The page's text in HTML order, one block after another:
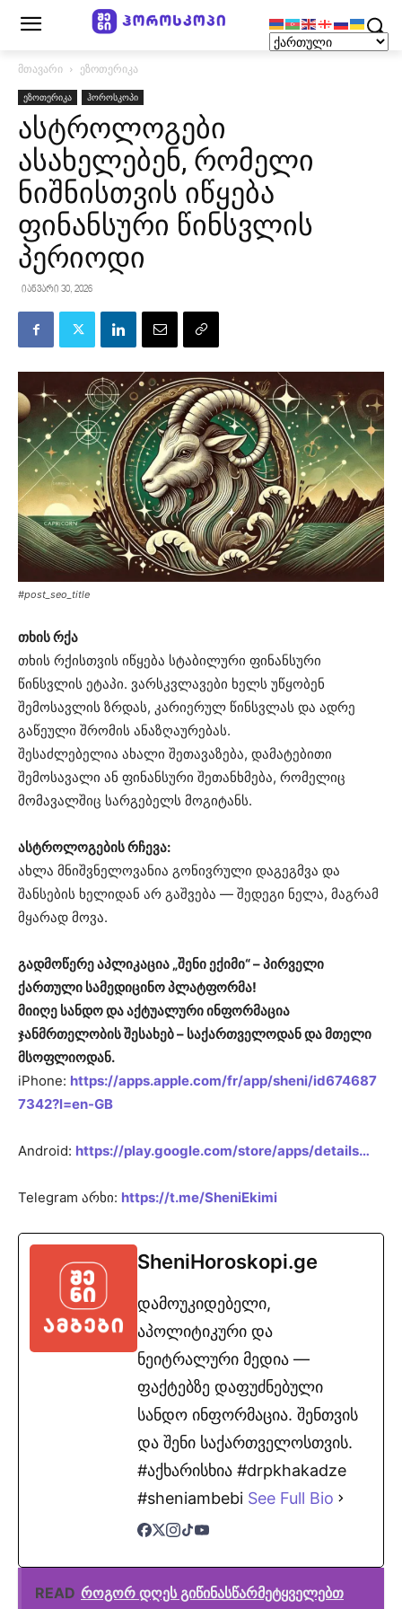
მთავარი ეზოთერიკა
ეზოთერიკა ჰოროსკოპი
ასტროლოგები
ასახელებენ, რომელი
ნიშნისთვის იწყება
ფინანსური წინსვლის
პერიოდი
იანვარი 30, 2026
#post_seo_title
თხის რქა
თხის რქისთვის იწყება სტაბილური ფინანსური
წინსვლის ეტაპი. ვარსკვლავები ხელს უწყობენ
შემოსავლის ზრდას, კარიერულ წინსვლას და ადრე
გაწეული შრომის ანაზღაურებას.
შესაძლებელია ახალი შეთავაზება, დამატებითი
შემოსავალი ან ფინანსური შეთანხმება, რომელიც
მომავალშიც სარგებელს მოგიტანს.
ასტროლოგების რჩევა:
ახლა მნიშვნელოვანია გონივრული დაგეგმვა და
შანსების ხელიდან არ გაშვება — შედეგი ნელა, მაგრამ
მყარად მოვა.
გადმოწერე აპლიკაცია „შენი ექიმი“ – პირველი
ქართული სამედიცინო პლატფორმა!
მიიღე სანდო და აქტუალური ინფორმაცია
ჯანმრთელობის შესახებ – საქართველოდან და მთელი
მსოფლიოდან.
iPhone: https://apps.apple.com/fr/app/sheni/id674687
7342?l=en-GB
Android: https://play.google.com/store/apps/details…
Telegram არხი: https://t.me/SheniEkimi
SheniHoroskopi.ge
დამოუკიდებელი,
აპოლიტიკური და
ნეიტრალური მედია —
ფაქტებზე დაფუძნებული
სანდო ინფორმაცია. შენთვის
და შენი საქართველოსთვის.
#აქხარისხია #drpkhakadze
#sheniambebi See Full Bio
READ როგორ დღეს გიწინასწარმეტყველებთ